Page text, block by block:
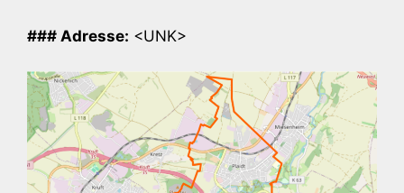
### Adresse: <UNK>